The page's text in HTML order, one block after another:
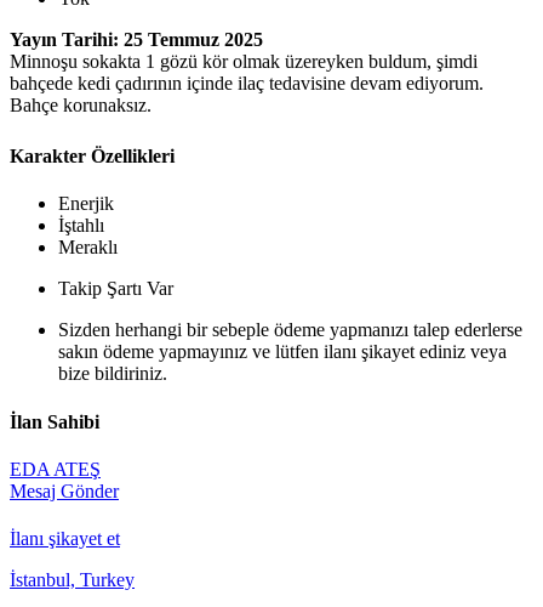
Yayın Tarihi: 25 Temmuz 2025
Minnoşu sokakta 1 gözü kör olmak üzereyken buldum, şimdi
bahçede kedi çadırının içinde ilaç tedavisine devam ediyorum.
Bahçe korunaksız.
Karakter Özellikleri
Enerjik
İştahlı
Meraklı
Takip Şartı Var
Sizden herhangi bir sebeple ödeme yapmanızı talep ederlerse
sakın ödeme yapmayınız ve lütfen ilanı şikayet ediniz veya
bize bildiriniz.
İlan Sahibi
EDA ATEŞ
Mesaj Gönder
İlanı şikayet et
İstanbul, Turkey